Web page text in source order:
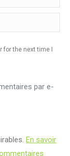
for the next time I
par e-
En savoir